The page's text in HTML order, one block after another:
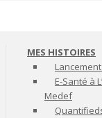
MES HISTOIRES
E-Santé à
Medef